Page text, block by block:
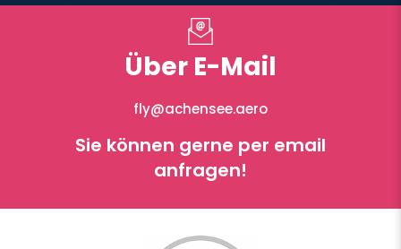
Über E-Mail
fly@achensee.aero
Sie können gerne per email
anfragen!